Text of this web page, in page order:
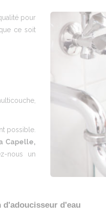
pour
que ce soit
possible.
Capelle,
nous un
d'eau